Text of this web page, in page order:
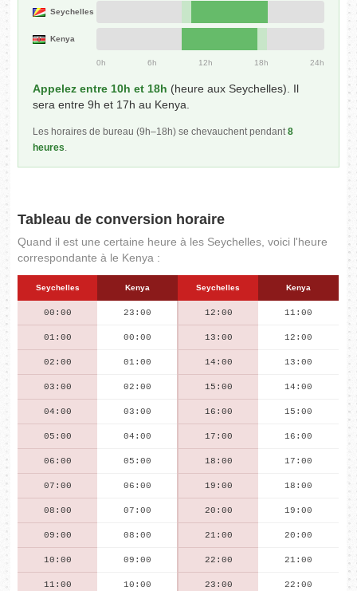
Seychelles
Kenya
0h 6h 12h 18h 24h
Appelez entre 10h et 18h (heure aux Seychelles). Il
sera entre 9h et 17h au Kenya.
Les horaires de bureau (9h–18h) se chevauchent pendant8
heures.
Tableau de conversion horaire
Quand il est une certaine heure à les Seychelles, voici l'heure
correspondante à le Kenya :
Seychelles Kenya Seychelles Kenya
00:00 23:00 12:00 11:00
01:00 00:00 13:00 12:00
02:00 01:00 14:00 13:00
03:00 02:00 15:00 14:00
04:00 03:00 16:00 15:00
05:00 04:00 17:00 16:00
06:00 05:00 18:00 17:00
07:00 06:00 19:00 18:00
08:00 07:00 20:00 19:00
09:00 08:00 21:00 20:00
10:00 09:00 22:00 21:00
11:00 10:00 23:00 22:00